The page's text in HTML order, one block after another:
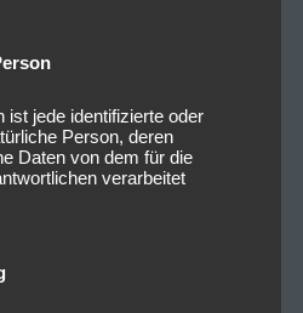
ist jede identifizierte oder
Person, deren
Daten von dem für die
verarbeitet